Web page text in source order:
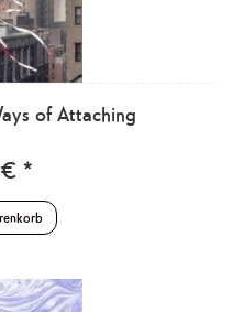
of Attaching
*